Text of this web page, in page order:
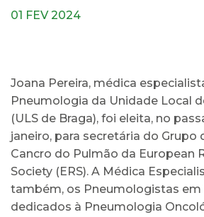
01 FEV 2024
Joana Pereira, médica
Pneumologia da Unidade Local
(ULS de Braga), foi eleita, no
janeiro, para secretária do Grupo
Cancro do Pulmão da European
Society (ERS). A Médica
também, os Pneumologistas em
dedicados à Pneumologia